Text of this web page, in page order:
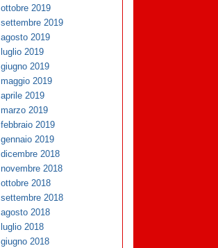
ottobre 2019
settembre 2019
agosto 2019
luglio 2019
giugno 2019
maggio 2019
aprile 2019
marzo 2019
febbraio 2019
gennaio 2019
dicembre 2018
novembre 2018
ottobre 2018
settembre 2018
agosto 2018
luglio 2018
giugno 2018